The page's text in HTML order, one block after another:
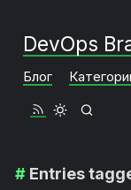
DevOps
Блог
Entries